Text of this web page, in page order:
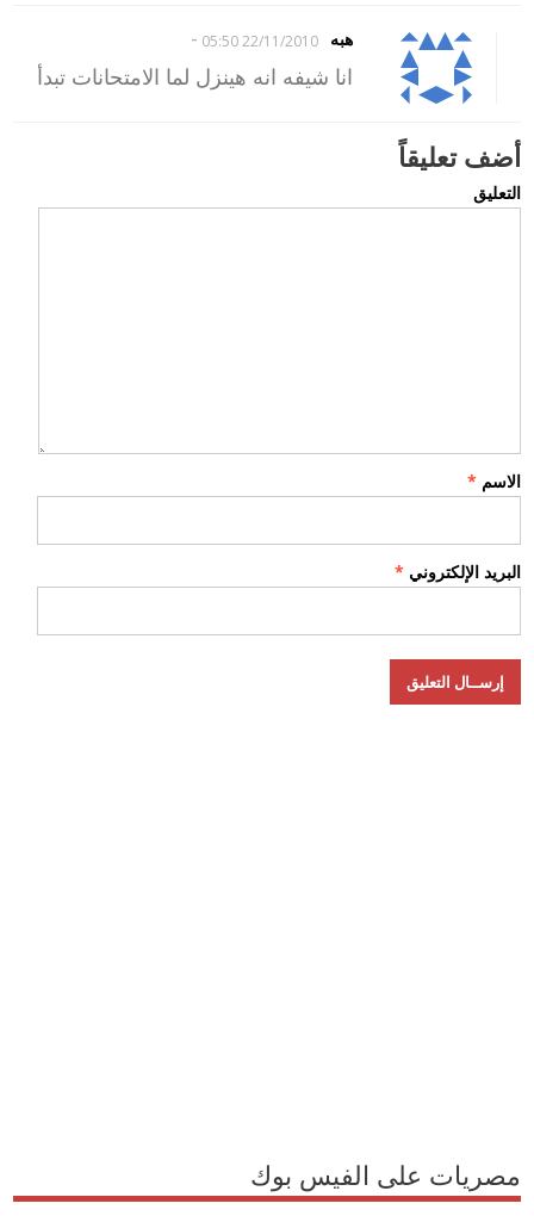
هبه 22/11/2010 05:50
-
انا شيفه انه هينزل لما الامتحانات تبدأ
أضف تعليقاً
التعليق
الاسم *
البريد الإلكتروني *
مصريات على الفيس بوك